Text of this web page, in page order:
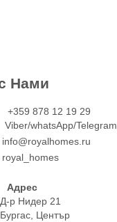
Нами
+359 878 12 19 29
Viber/whatsApp/Telegram
info@royalhomes.ru
royal_homes
Адрес
р Нидер 21
Център